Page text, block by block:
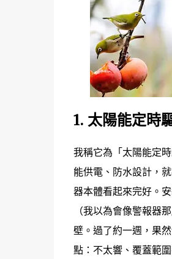
1. 太陽能定時
我稱它為「太陽能定
能供電、防水設計，
器本體看起來完好。
（我以為會像警報器
壁。過了約一週，果
點：不太響、覆蓋範